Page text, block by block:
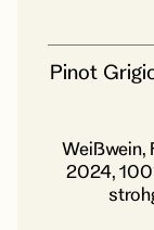
Pinot
Weißwein,
2024,